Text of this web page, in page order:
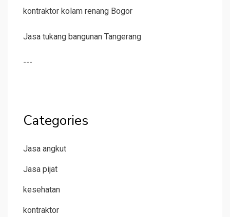
kontraktor kolam renang Bogor
Jasa tukang bangunan Tangerang
---
Categories
Jasa angkut
Jasa pijat
kesehatan
kontraktor